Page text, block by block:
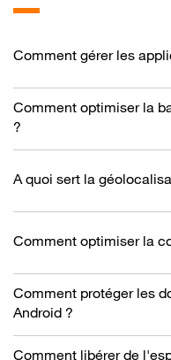
Comment gérer les
Comment optimiser la
?
A quoi sert la
Comment optimiser la
Comment protéger les
Android ?
Comment libérer de